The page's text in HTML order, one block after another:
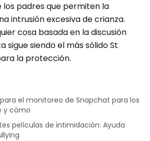
padres que permiten la
intrusión excesiva de crianza.
cosa basada en la discusión
sigue siendo el más sólido St
la protección.
el monitoreo de Snapchat para los
y cómo
películas de intimidación: Ayuda